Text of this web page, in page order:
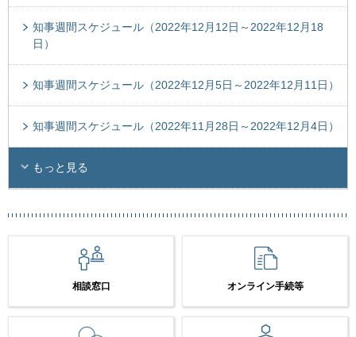
知事週間スケジュール（2022年12月12日～2022年12月18
日）
知事週間スケジュール（2022年12月5日～2022年12月11日）
知事週間スケジュール（2022年11月28日～2022年12月4日）
もっと見る
相談窓口 オンライン手続等